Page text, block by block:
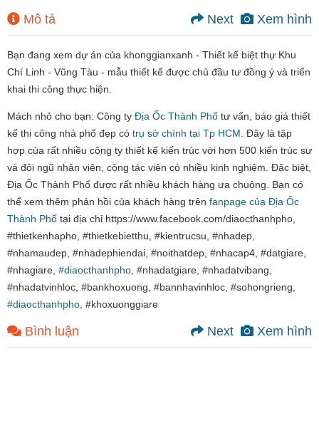
Mô tả Xem hình
Next
Bạn đang xem dự án của khonggianxanh - Thiết kế biệt thự Khu
Chí Linh - Vũng Tàu - mẫu thiết kế được chủ đầu tư đồng ý và triển
khai thi công thực hiện.
Mách nhỏ cho bạn: Công ty Địa Ốc Thành Phố tư vấn, báo giá thiết
kế thi công nhà phố đẹp có trụ sở chính tại Tp HCM. Đây là tập
hợp của rất nhiều công ty thiết kế kiến trúc với hơn 500 kiến trúc sư
và đội ngũ nhân viên, cộng tác viên có nhiều kinh nghiệm. Đặc biệt,
Địa Ốc Thành Phố được rất nhiều khách hàng ưa chuộng. Bạn có
thể xem thêm phản hồi của khách hàng trên fanpage của Địa Ốc
Thành Phố tại địa chỉ https://www.facebook.com/diaocthanhpho,
#thietkenhapho, #thietkebietthu, #kientrucsu, #nhadep,
#nhamaudep, #nhadephiendai, #noithatdep, #nhacap4, #datgiare,
#nhagiare, #diaocthanhpho, #nhadatgiare, #nhadatvibang,
#nhadatvinhloc, #bankhoxuong, #bannhavinhloc, #sohongrieng,
#diaocthanhpho, #khoxuonggiare
Bình luận Xem hình
Next